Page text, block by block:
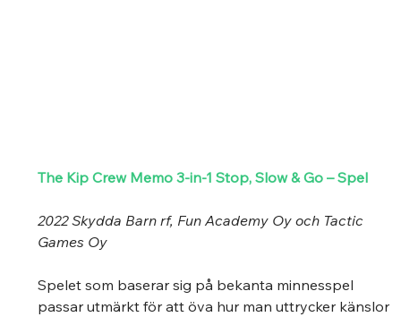
The Kip Crew Memo 3-in-1 Stop, Slow & Go – Spel
2022 Skydda Barn rf, Fun Academy Oy och Tactic
Games Oy
Spelet som baserar sig på bekanta minnesspel
passar utmärkt för att öva hur man uttrycker känslor